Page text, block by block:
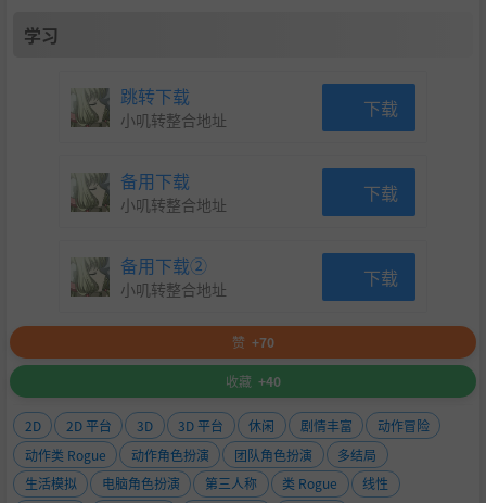
充钱为王，白嫖为寇
充完就能让你体验一刀999的快感；
充完就可以去野外，去皇城，去竞技场，吊打不充钱的白嫖
只要你愿意，随时都可以靠氪金走上游戏巅峰，成为榜一大
哥，体验排行榜第一的快乐。
学习
跳转下载
小叽转整合地址 下载
备用下载
小叽转整合地址 下载
备用下载②
小叽转整合地址 下载
赞 +70
收藏 +40
2D 2D 平台 3D 3D 平台 休闲 剧情丰富
动作冒险
动作类 Rogue
动作角色扮演 团队角色扮演
多结局
生活模拟
电脑角色扮演 第三人称 类 Rogue
线性